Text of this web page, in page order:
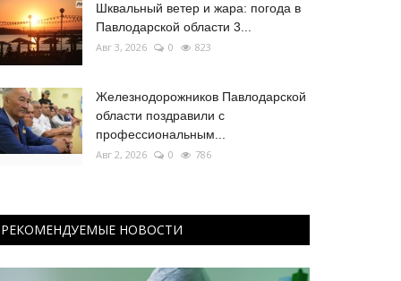
Шквальный ветер и жара: погода в
Павлодарской области 3...
Авг 3, 2026 0 823
Железнодорожников Павлодарской
области поздравили с
профессиональным...
Авг 2, 2026 0 786
РЕКОМЕНДУЕМЫЕ НОВОСТИ